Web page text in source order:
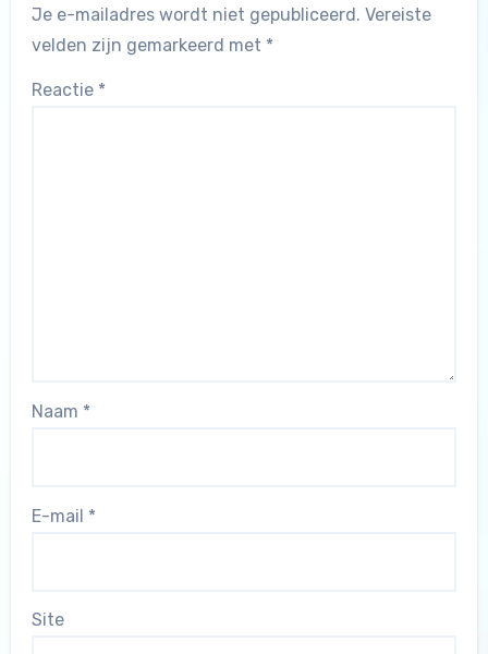
Je e-mailadres wordt niet gepubliceerd. Vereiste
velden zijn gemarkeerd met *
Reactie *
Naam *
E-mail *
Site